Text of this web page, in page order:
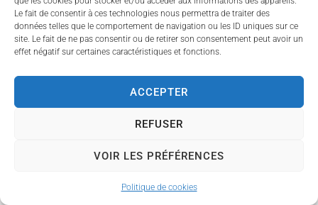
Le fait de consentir à ces technologies nous permettra de traiter des
données telles que le comportement de navigation ou les ID uniques sur ce
site. Le fait de ne pas consentir ou de retirer son consentement peut avoir un
effet négatif sur certaines caractéristiques et fonctions.
ACCEPTER
REFUSER
VOIR LES PRÉFÉRENCES
Politique de cookies